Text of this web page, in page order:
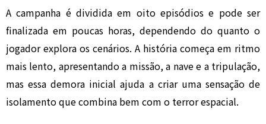
A campanha é dividida em oito episódios e pode ser
finalizada em poucas horas, dependendo do quanto o
jogador explora os cenários. A história começa em ritmo
mais lento, apresentando a missão, a nave e a tripulação,
mas essa demora inicial ajuda a criar uma sensação de
isolamento que combina bem com o terror espacial.